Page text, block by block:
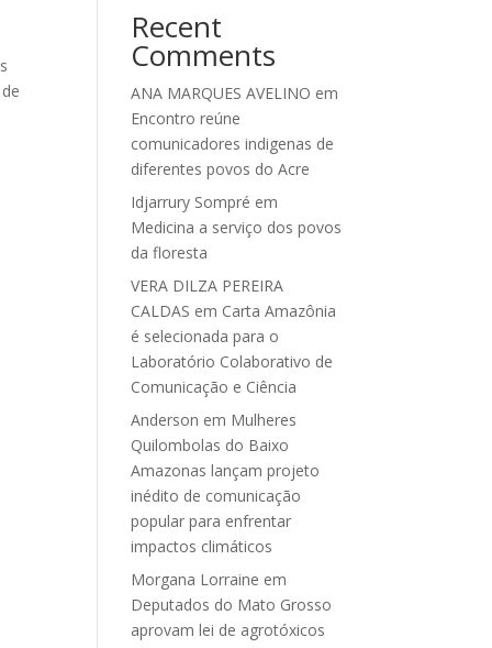
Recent
Comments
ANA MARQUES AVELINO em
Encontro reúne
comunicadores indigenas de
diferentes povos do Acre
Idjarrury Sompré em
Medicina a serviço dos povos
da floresta
VERA DILZA PEREIRA
CALDAS em Carta Amazônia
é selecionada para o
Laboratório Colaborativo de
Comunicação e Ciência
Anderson em Mulheres
Quilombolas do Baixo
Amazonas lançam projeto
inédito de comunicação
popular para enfrentar
impactos climáticos
Morgana Lorraine em
Deputados do Mato Grosso
aprovam lei de agrotóxicos